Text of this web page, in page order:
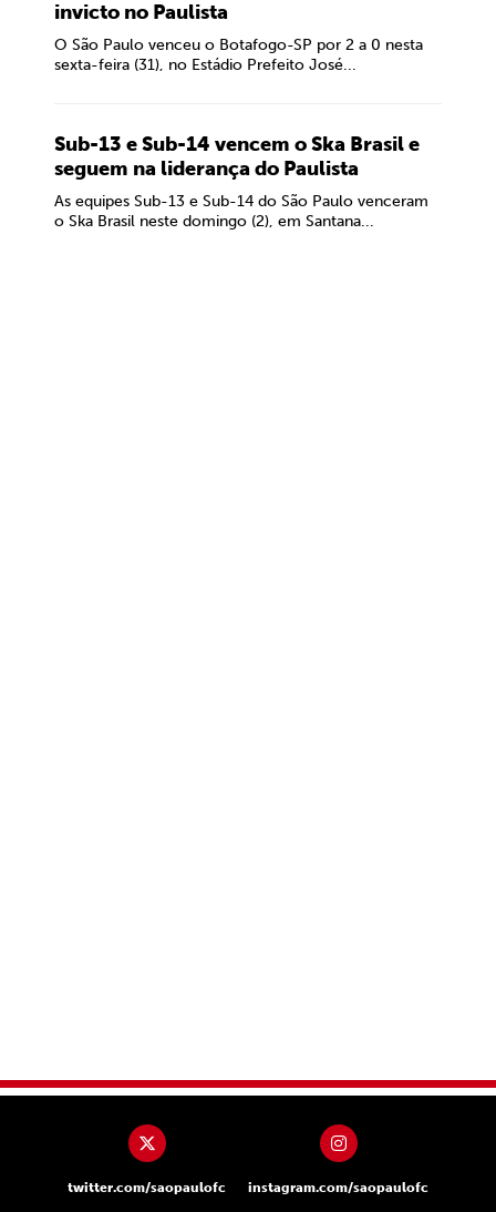
invicto no Paulista
O São Paulo venceu o Botafogo-SP por 2 a 0 nesta
sexta-feira (31), no Estádio Prefeito José...
Sub-13 e Sub-14 vencem o Ska Brasil e
seguem na liderança do Paulista
As equipes Sub-13 e Sub-14 do São Paulo venceram
o Ska Brasil neste domingo (2), em Santana...
twitter.com/saopaulofc instagram.com/saopaulofc